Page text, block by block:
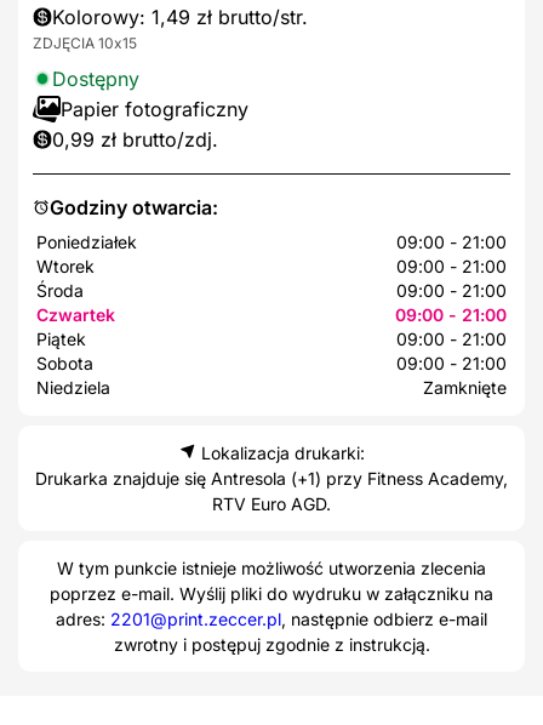
Godziny otwarcia:
Poniedziałek
09:00 - 21:00
Wtorek
09:00 - 21:00
Środa
09:00 - 21:00
Czwartek
09:00 - 21:00
Piątek
09:00 - 21:00
Sobota
09:00 - 21:00
Niedziela
Zamknięte
Kolorowy: 1,49 zł brutto/str.
ZDJĘCIA 10x15
Dostępny
Papier fotograficzny
0,99 zł brutto/zdj.
Lokalizacja drukarki:
Drukarka znajduje się Antresola (+1) przy Fitness Academy,
RTV Euro AGD.
W tym punkcie istnieje możliwość utworzenia zlecenia
poprzez e-mail. Wyślij pliki do wydruku w załączniku na
adres: 2201@print.zeccer.pl, następnie odbierz e-mail
zwrotny i postępuj zgodnie z instrukcją.